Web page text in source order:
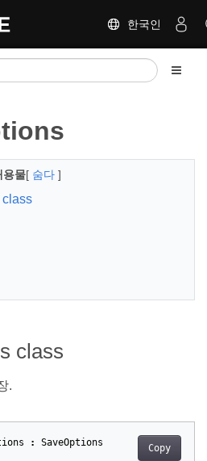
한국인
용물[ 숨다 ]
class
class
.
Copy
: SaveOptions